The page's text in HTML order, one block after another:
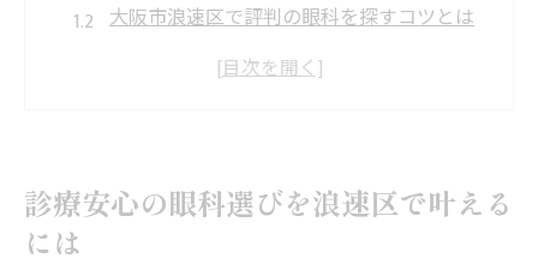
大阪市浪速区で評判の眼科を探すコツとは
おすすめ眼科の設備や診療体制を比較検討
最新照明設備で進化する眼科診療の実際
眼科分野で導入進む最新照明設備の特徴
診療安心の眼科選びを浪速区で叶える
には